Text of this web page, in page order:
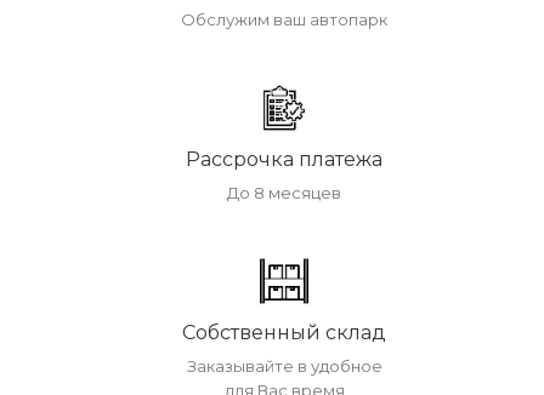
Обслужим ваш автопарк
Рассрочка платежа
До 8 месяцев
Собственный склад
Заказывайте в удобное
для Вас время